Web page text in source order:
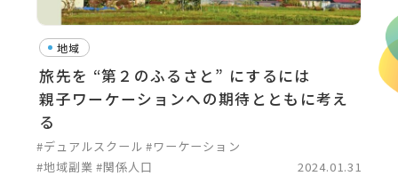
地域
旅先を “第２のふるさと” にするには
親子ワーケーションへの期待とともに考え
る
#デュアルスクール #ワーケーション
#地域副業 #関係人口 2024.01.31